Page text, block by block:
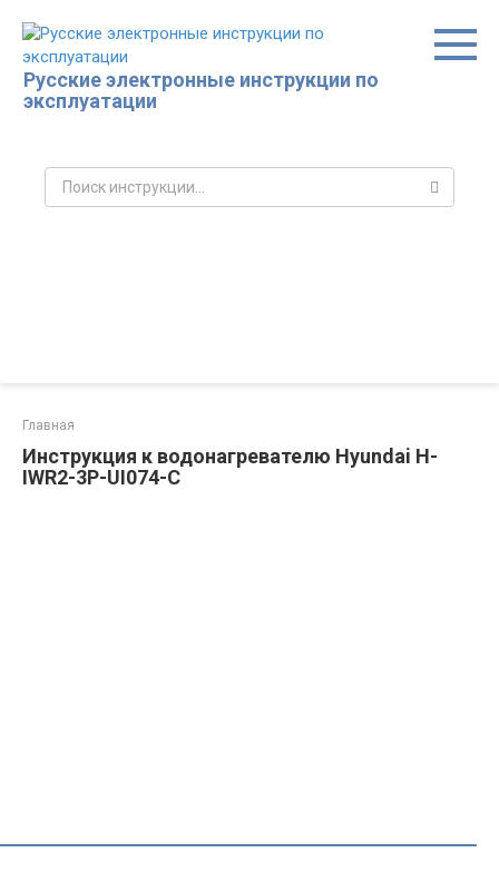
контенту
Русские электронные инструкции по
эксплуатации
Поиск:
Главная
Инструкция к водонагревателю Hyundai H-
IWR2-3P-UI074-C